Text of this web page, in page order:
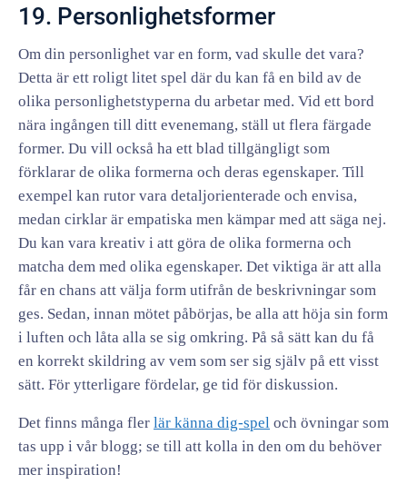
19. Personlighetsformer
Om din personlighet var en form, vad skulle det vara?
Detta är ett roligt litet spel där du kan få en bild av de
olika personlighetstyperna du arbetar med. Vid ett bord
nära ingången till ditt evenemang, ställ ut flera färgade
former. Du vill också ha ett blad tillgängligt som
förklarar de olika formerna och deras egenskaper. Till
exempel kan rutor vara detaljorienterade och envisa,
medan cirklar är empatiska men kämpar med att säga nej.
Du kan vara kreativ i att göra de olika formerna och
matcha dem med olika egenskaper. Det viktiga är att alla
får en chans att välja form utifrån de beskrivningar som
ges. Sedan, innan mötet påbörjas, be alla att höja sin form
i luften och låta alla se sig omkring. På så sätt kan du få
en korrekt skildring av vem som ser sig själv på ett visst
sätt. För ytterligare fördelar, ge tid för diskussion.
Det finns många fler lär känna dig-spel och övningar som
tas upp i vår blogg; se till att kolla in den om du behöver
mer inspiration!